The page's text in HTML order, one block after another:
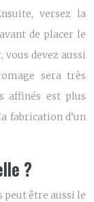
versez la
de placer le
vous devez aussi
sera très
affinés est plus
fabrication d’un
?
être aussi le